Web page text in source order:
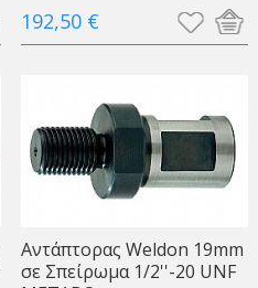
192,50 €
Aντάπτορας Weldon 19mm
σε Σπείρωμα 1/2''-20 UNF